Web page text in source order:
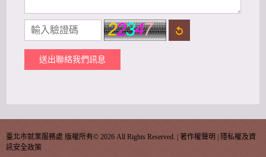
送出聯絡我們訊息
臺北市就業服務處 版權所有© 2026 All Rights Reserved. | 著作權聲明 | 隱私權及資
訊安全政策